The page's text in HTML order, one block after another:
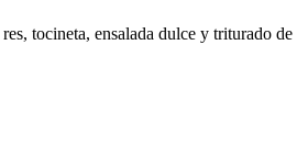
tocineta, ensalada dulce y triturado de